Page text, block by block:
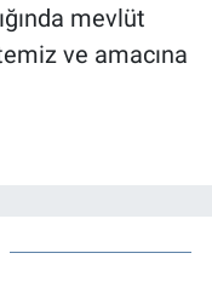
mevlüt
ve amacına